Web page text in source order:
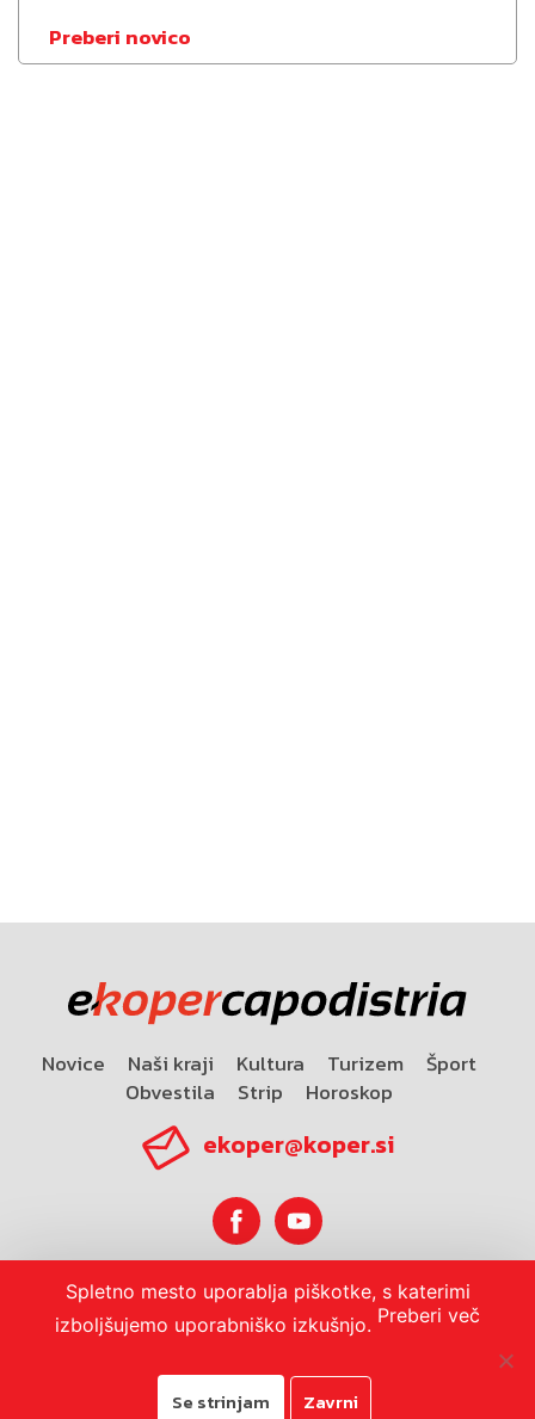
Preberi novico
Novice Naši kraji Kultura Turizem
Šport
Obvestila
Strip Horoskop
ekoper@koper.si
Horoskop
Spletno mesto uporablja piškotke, s katerimi
izboljšujemo uporabniško izkušnjo. Preberi več
Se strinjam Zavrni